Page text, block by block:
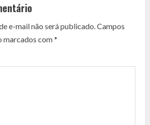
e-mail não será publicado.Campos
marcados com*